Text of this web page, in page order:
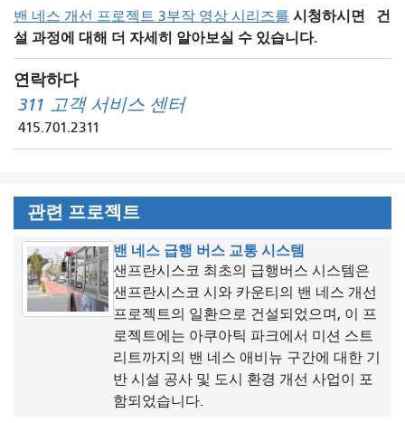
밴 네스 개선 프로젝트 3부작 영상 시리즈를 시청하시면
건
설 과정에 대해 더 자세히 알아보실 수 있습니다.
연락하다
311 고객 서비스 센터
415.701.2311
관련 프로젝트
밴 네스 급행 버스 교통 시스템
샌프란시스코 최초의 급행버스 시스템은
샌프란시스코 시와 카운티의 밴 네스 개선
프로젝트의 일환으로 건설되었으며, 이 프
로젝트에는 아쿠아틱 파크에서 미션 스트
리트까지의 밴 네스 애비뉴 구간에 대한 기
반 시설 공사 및 도시 환경 개선 사업이 포
함되었습니다.